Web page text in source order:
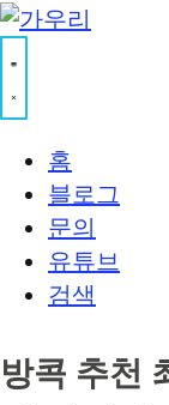
홈
블로그
문의
유튜브
검색
방콕 추천